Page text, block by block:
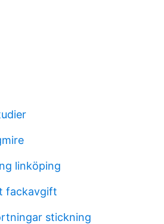
linköping
fackavgift
stickning